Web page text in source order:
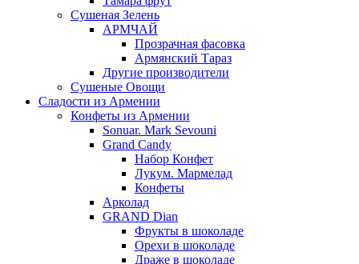
Сушеная Зелень
АРМЧАЙ
Прозрачная фасовка
Армянский Тараз
Другие производители
Сушеные Овощи
Сладости из Армении
Конфеты из Армении
Sonuar. Mark Sevouni
Grand Candy
Набор Конфет
Лукум. Мармелад
Конфеты
Арколад
GRAND Dian
Фрукты в шоколаде
Орехи в шоколаде
Драже в шоколаде